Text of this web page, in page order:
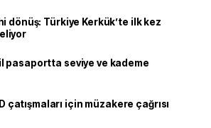
dönüş: Türkiye Kerkük’te ilk kez
pasaportta seviye ve kademe
çatışmaları için müzakere çağrısı